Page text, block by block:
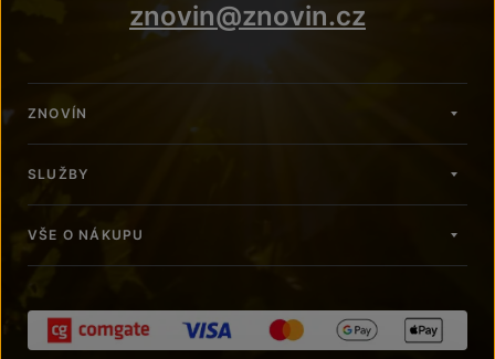
znovin@znovin.cz
ZNOVÍN
SLUŽBY
VŠE O NÁKUPU